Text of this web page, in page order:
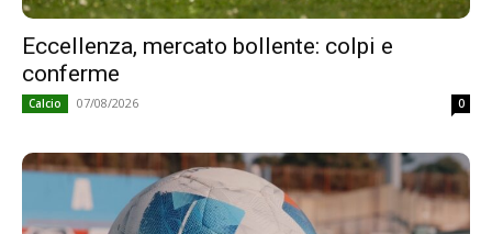
Eccellenza, mercato bollente: colpi e
conferme
Calcio 07/08/2026 0